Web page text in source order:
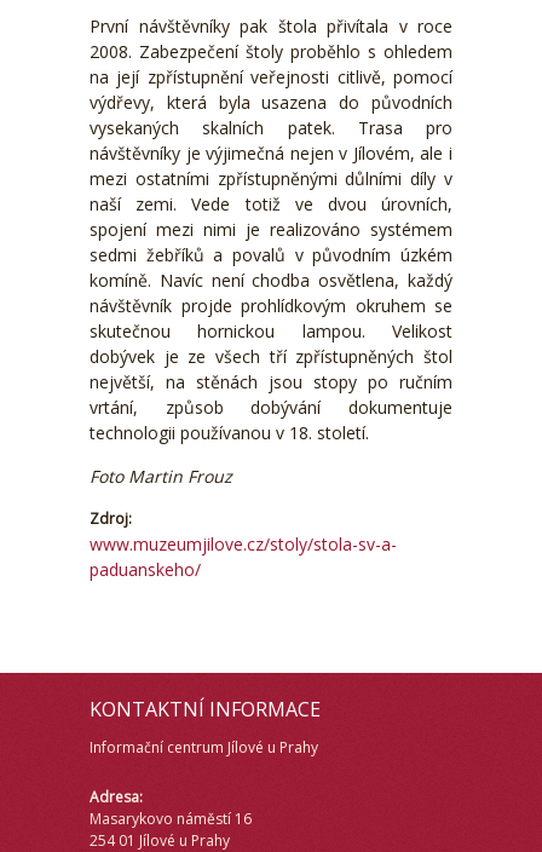
První návštěvníky pak štola přivítala v roce
2008. Zabezpečení štoly proběhlo s ohledem
na její zpřístupnění veřejnosti citlivě, pomocí
výdřevy, která byla usazena do původních
vysekaných skalních patek. Trasa pro
návštěvníky je výjimečná nejen v Jílovém, ale i
mezi ostatními zpřístupněnými důlními díly v
naší zemi. Vede totiž ve dvou úrovních,
spojení mezi nimi je realizováno systémem
sedmi žebříků a povalů v původním úzkém
komíně. Navíc není chodba osvětlena, každý
návštěvník projde prohlídkovým okruhem se
skutečnou hornickou lampou. Velikost
dobývek je ze všech tří zpřístupněných štol
největší, na stěnách jsou stopy po ručním
vrtání, způsob dobývání dokumentuje
technologii používanou v 18. století.
Foto Martin Frouz
Zdroj:
www.muzeumjilove.cz/stoly/stola-sv-a-
paduanskeho/
KONTAKTNÍ INFORMACE
Informační centrum Jílové u Prahy
Adresa:
Masarykovo náměstí 16
254 01 Jílové u Prahy